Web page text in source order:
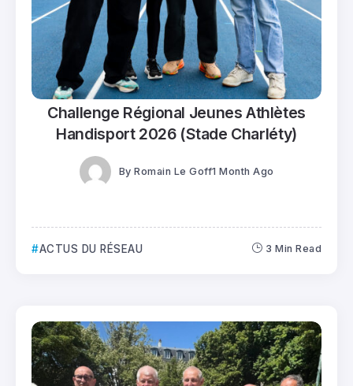
Challenge Régional Jeunes Athlètes
Handisport 2026 (Stade Charléty)
By Romain Le Goff1 Month Ago
ACTUS DU RÉSEAU 3 Min Read